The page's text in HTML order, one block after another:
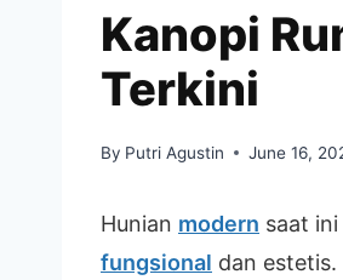
Kanopi
Terkini
By Putri Agustin June 16,
Hunian modern saat
fungsional dan estetis.